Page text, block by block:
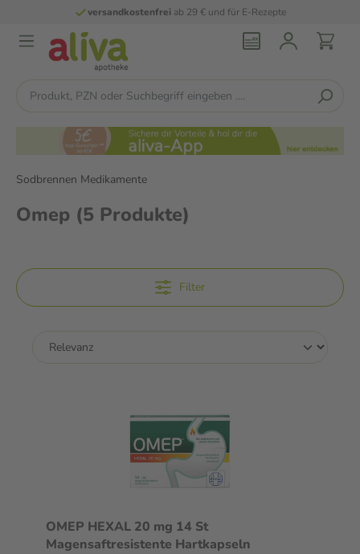
versandkostenfreiab 29 € und für E-Rezepte
Sodbrennen Medikamente
Omep (5 Produkte)
Filter
OMEP HEXAL 20 mg 14 St
Magensaftresistente Hartkapseln